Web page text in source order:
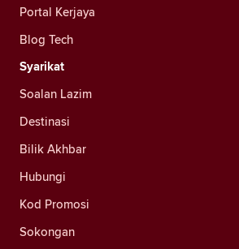
Portal Kerjaya
Blog Tech
Syarikat
Soalan Lazim
Destinasi
Bilik Akhbar
Hubungi
Kod Promosi
Sokongan